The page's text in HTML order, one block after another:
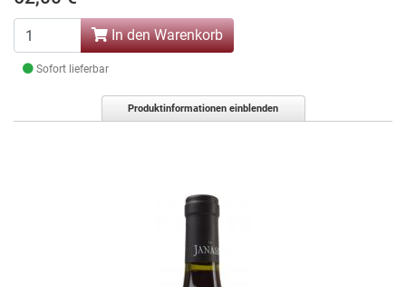
In den Warenkorb
Sofort lieferbar
Produktinformationen einblenden